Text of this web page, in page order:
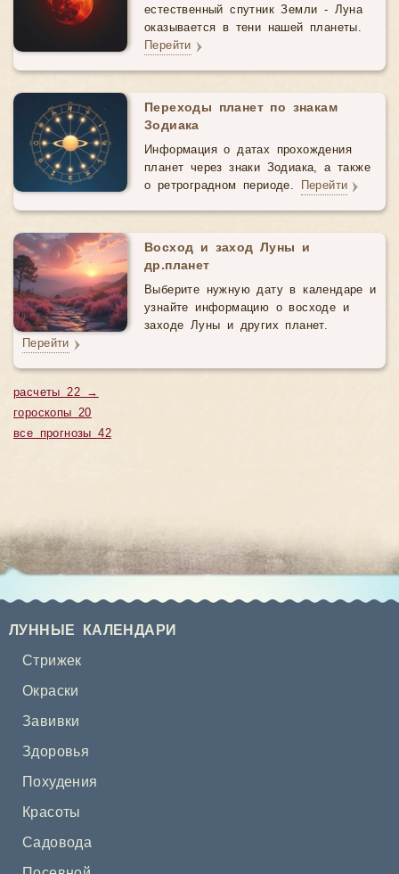
естественный спутник Земли - Луна
оказывается в тени нашей планеты.
Перейти
Переходы планет по знакам
Зодиака
Информация о датах прохождения
планет через знаки Зодиака, а также
о ретроградном периоде.
Перейти
Восход и заход Луны и
др.планет
Выберите нужную дату в календаре и
узнайте информацию о восходе и
заходе Луны и других планет.
Перейти
расчеты 22 →
гороскопы 20
все прогнозы 42
ЛУННЫЕ КАЛЕНДАРИ
Стрижек
Окраски
Завивки
Здоровья
Похудения
Красоты
Садовода